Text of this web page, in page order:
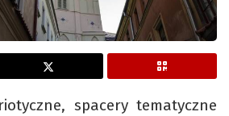
spacery tematyczne